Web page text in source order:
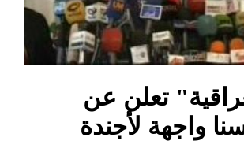
تعلن عن
واجهة لأجندة